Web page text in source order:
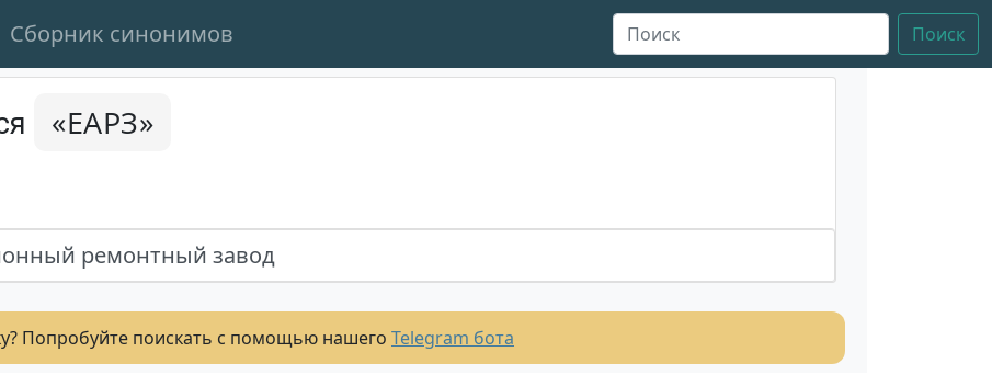
Сборник синонимов Поиск
«ЕАРЗ»
ремонтный завод
Попробуйте поискать с помощью нашего Telegram бота